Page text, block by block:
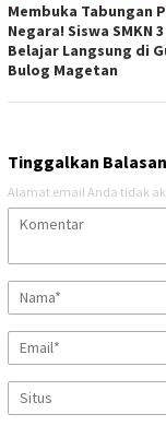
Membuka Tabungan
Negara! Siswa SMKN
Belajar Langsung di
Bulog Magetan
Tinggalkan Balasan
Alamat email Anda tidak